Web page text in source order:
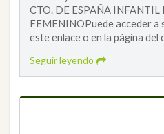
CTO. DE ESPAÑA INFANTIL
FEMENINOPuede acceder a
este enlace o en la página del
Seguir leyendo